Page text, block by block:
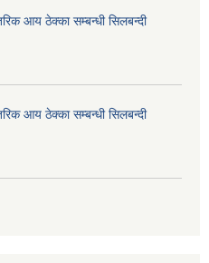
आय ठेक्का सम्बन्धी सिलबन्दी
आय ठेक्का सम्बन्धी सिलबन्दी